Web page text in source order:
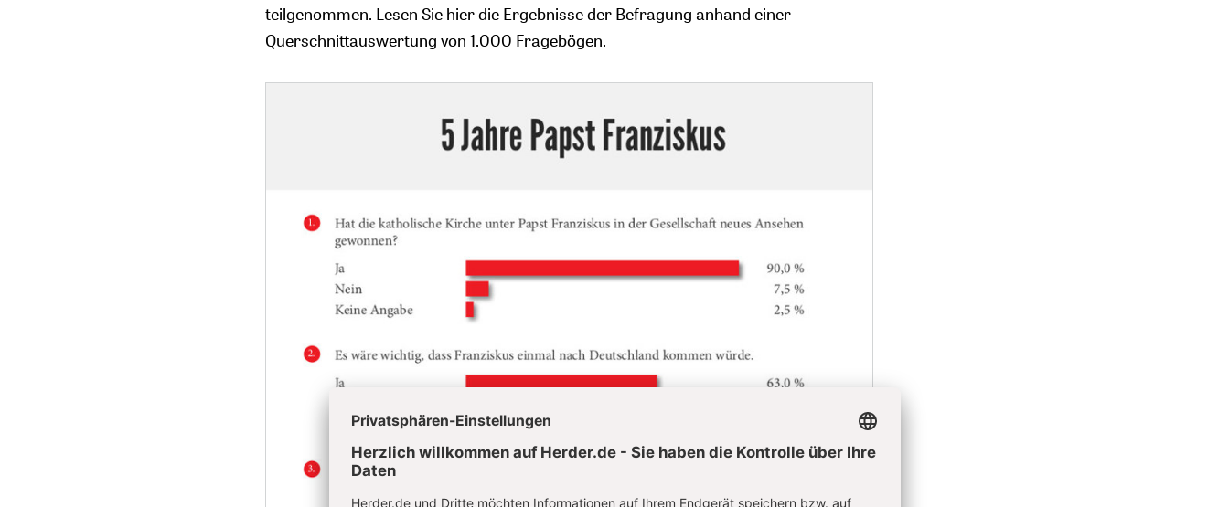
teilgenommen. Lesen Sie hier die Ergebnisse der Befragung anhand einer
Querschnittauswertung von 1.000 Fragebögen.